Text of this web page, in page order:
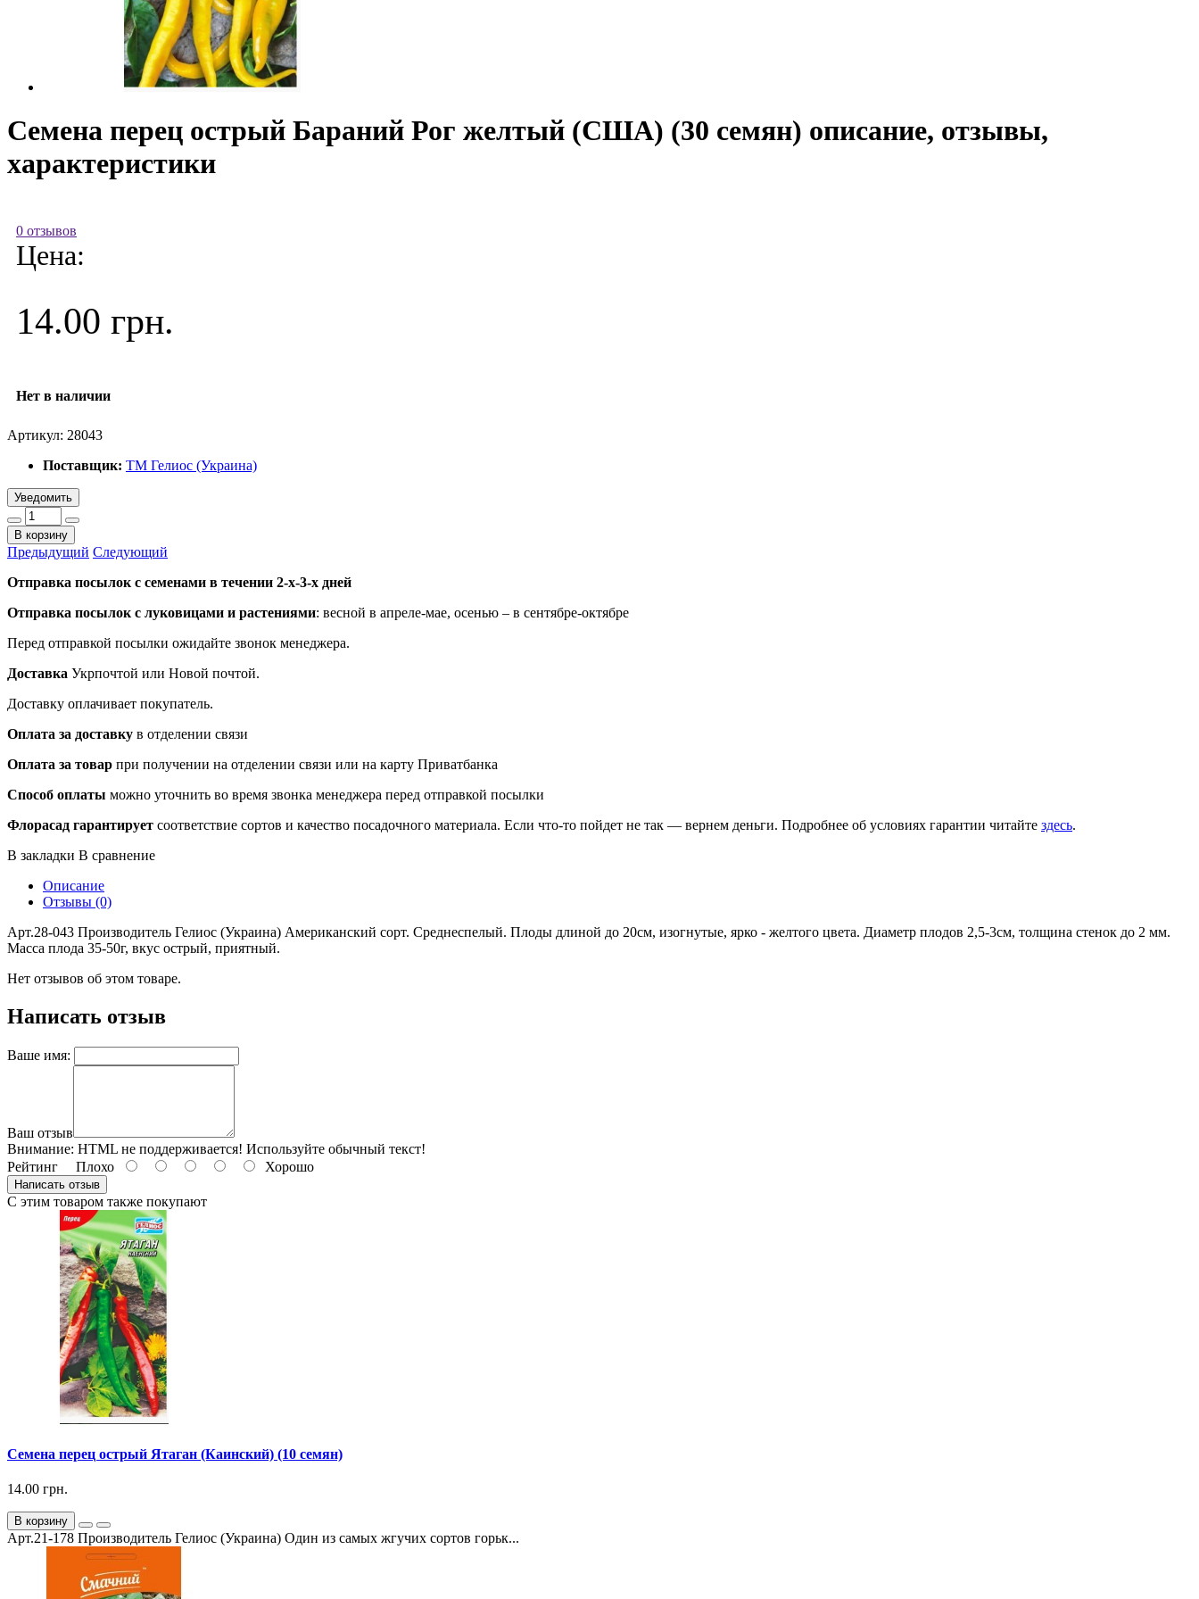
Семена перец острый Бараний Рог желтый (США) (30 семян) описание, отзывы,
характеристики
0 отзывов
Цена:
14.00 грн.
Нет в наличии
Артикул: 28043
Поставщик: ТМ Гелиос (Украина)
Уведомить
В корзину
Предыдущий Следующий
Отправка посылок с семенами в течении 2-х-3-х дней
Отправка посылок с луковицами и растениями: весной в апреле-мае, осенью – в сентябре-октябре
Перед отправкой посылки ожидайте звонок менеджера.
Доставка Укрпочтой или Новой почтой.
Доставку оплачивает покупатель.
Оплата за доставку в отделении связи
Оплата за товар при получении на отделении связи или на карту Приватбанка
Способ оплаты можно уточнить во время звонка менеджера перед отправкой посылки
Флорасад гарантирует соответствие сортов и качество посадочного материала. Если что-то пойдет не так — вернем деньги. Подробнее об условиях гарантии читайте здесь.
В закладки В сравнение
Описание
Отзывы (0)
Арт.28-043 Производитель Гелиос (Украина) Американский сорт. Среднеспелый. Плоды длиной до 20см, изогнутые, ярко - желтого цвета. Диаметр плодов 2,5-3см, толщина стенок до 2 мм.
Масса плода 35-50г, вкус острый, приятный.
Нет отзывов об этом товаре.
Написать отзыв
Ваше имя:
Ваш отзыв
Внимание: HTML не поддерживается! Используйте обычный текст!
Рейтинг Плохо Хорошо
Написать отзыв
С этим товаром также покупают
Семена перец острый Ятаган (Каинский) (10 семян)
14.00 грн.
В корзину
Арт.21-178 Производитель Гелиос (Украина) Один из самых жгучих сортов горьк...